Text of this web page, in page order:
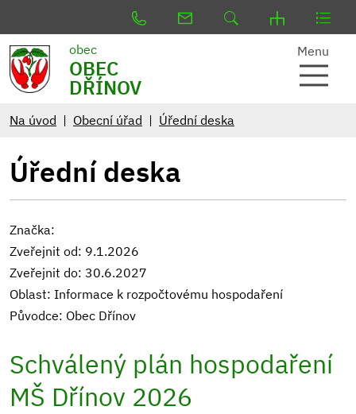
obec
OBEC
DŘÍNOV
Menu
Na úvod Obecní úřad Úřední deska
Úřední deska
Značka:
Zveřejnit od: 9.1.2026
Zveřejnit do: 30.6.2027
Oblast: Informace k rozpočtovému hospodaření
Původce: Obec Dřínov
Schválený plán hospodaření
MŠ Dřínov 2026